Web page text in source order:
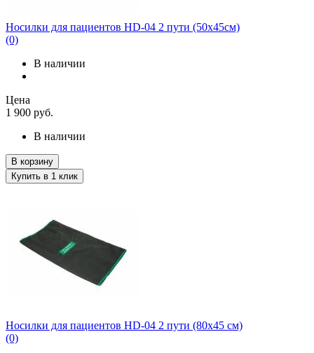
Носилки для пациентов НD-04 2 пути (50х45см)
(0)
В наличии
Цена
1 900 руб.
В наличии
В корзину
Купить в 1 клик
Носилки для пациентов НD-04 2 пути (80х45 см)
(0)